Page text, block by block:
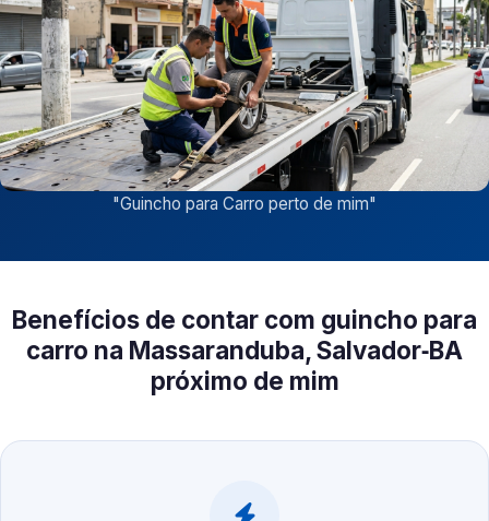
"Guincho para Carro perto de mim"
Benefícios de contar com guincho para
carro na Massaranduba, Salvador‑BA
próximo de mim